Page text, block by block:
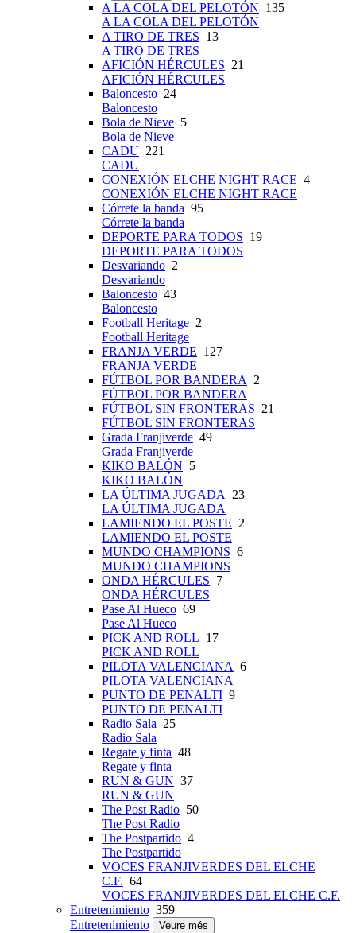
A LA COLA DEL PELOTÓN 135
A LA COLA DEL PELOTÓN
A TIRO DE TRES 13
A TIRO DE TRES
AFICIÓN HÉRCULES 21
AFICIÓN HÉRCULES
Baloncesto 24
Baloncesto
Bola de Nieve 5
Bola de Nieve
CADU 221
CADU
CONEXIÓN ELCHE NIGHT RACE 4
CONEXIÓN ELCHE NIGHT RACE
Córrete la banda 95
Córrete la banda
DEPORTE PARA TODOS 19
DEPORTE PARA TODOS
Desvariando 2
Desvariando
Baloncesto 43
Baloncesto
Football Heritage 2
Football Heritage
FRANJA VERDE 127
FRANJA VERDE
FÚTBOL POR BANDERA
2
FÚTBOL POR BANDERA
FÚTBOL SIN FRONTERAS 21
FÚTBOL SIN FRONTERAS
Grada Franjiverde 49
Grada Franjiverde
KIKO BALÓN 5
KIKO BALÓN
LA ÚLTIMA JUGADA
23
LA ÚLTIMA JUGADA
LAMIENDO EL POSTE 2
LAMIENDO EL POSTE
MUNDO CHAMPIONS 6
MUNDO CHAMPIONS
ONDA HÉRCULES 7
ONDA HÉRCULES
Pase Al Hueco 69
Pase Al Hueco
PICK AND ROLL 17
PICK AND ROLL
PILOTA VALENCIANA 6
PILOTA VALENCIANA
PUNTO DE PENALTI 9
PUNTO DE PENALTI
Radio Sala 25
Radio Sala
Regate y finta 48
Regate y finta
RUN & GUN 37
RUN & GUN
The Post Radio 50
The Post Radio
The Postpartido 4
The Postpartido
VOCES FRANJIVERDES DEL ELCHE
C.F. 64
VOCES FRANJIVERDES DEL ELCHE C.F.
Entretenimiento 359
Entretenimiento
Veure més